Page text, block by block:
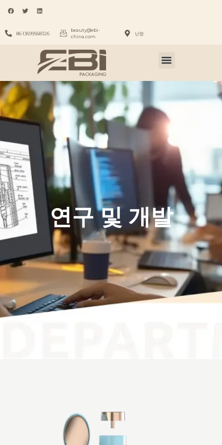
86-13699568326
beauty@ebi-
china.com
난창
연구 및 개발